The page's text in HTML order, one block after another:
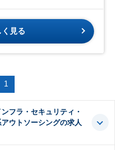
く見る
1
フラ・セキュリティ・
ウトソーシングの求人